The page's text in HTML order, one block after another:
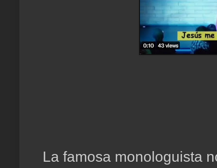
La famosa monologuista